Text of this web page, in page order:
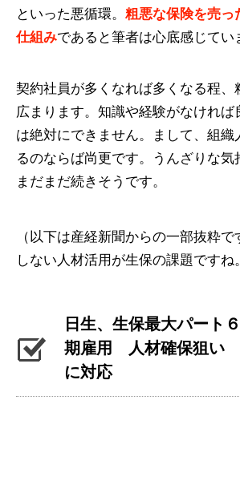
といった悪循環。 粗悪な保険を売っ
仕組みであると筆者は心底感じてい
契約社員が多くなれば多くなる程、
広まります。知識や経験がなければ
は絶対にできません。まして、組織
るのならば尚更です。うんざりな気
まだまだ続きそうです。
（以下は産経新聞からの一部抜粋で
しない人材活用が生保の課題ですね
日生、生保最大パート
期雇用 人材確保狙い
に対応